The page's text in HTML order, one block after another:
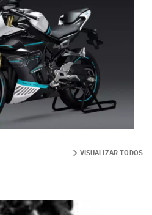
VISUALIZAR TODOS